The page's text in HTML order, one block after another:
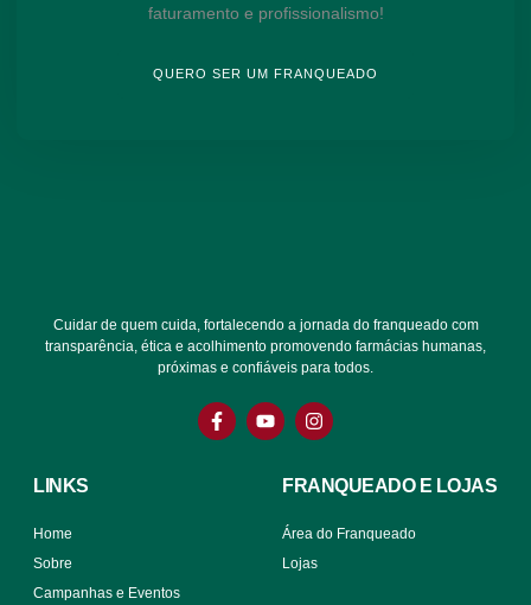
faturamento e profissionalismo!
QUERO SER UM FRANQUEADO
Cuidar de quem cuida, fortalecendo a jornada do franqueado com
transparência, ética e acolhimento promovendo farmácias humanas,
próximas e confiáveis para todos.
LINKS
Home
Sobre
Campanhas e Eventos
FRANQUEADO E LOJAS
Área do Franqueado
Lojas